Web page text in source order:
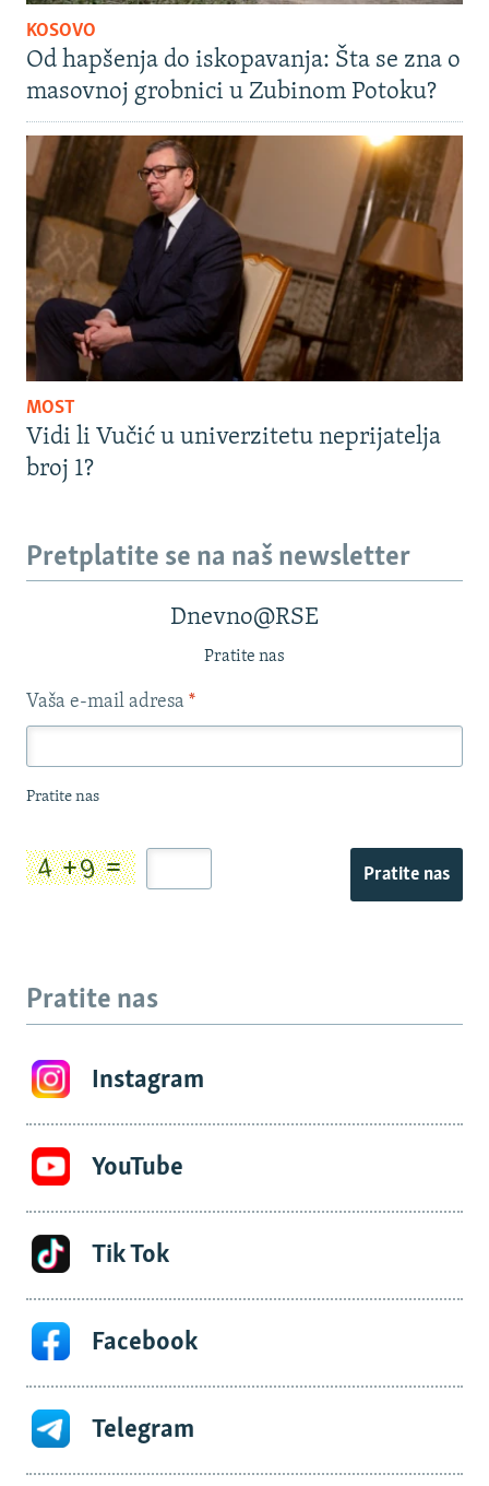
KOSOVO
Od hapšenja do iskopavanja: Šta se zna o
masovnoj grobnici u Zubinom Potoku?
MOST
Vidi li Vučić u univerzitetu neprijatelja
broj 1?
Pretplatite se na naš newsletter
Dnevno@RSE
Pratite nas
Vaša e-mail adresa *
Pratite nas
Pratite nas
Pratite nas
Instagram
YouTube
Tik Tok
Facebook
Telegram